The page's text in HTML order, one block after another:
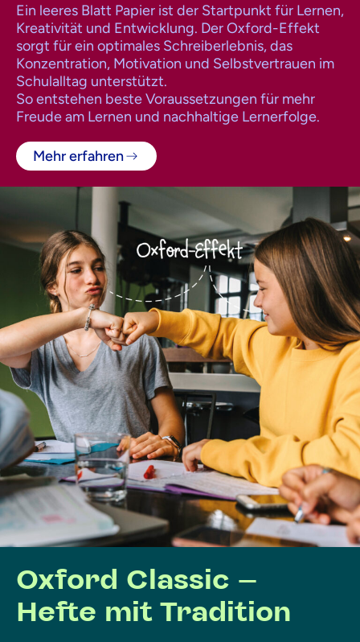
Ein leeres Blatt Papier ist der Startpunkt für Lernen,
Kreativität und Entwicklung. Der Oxford-Effekt
sorgt für ein optimales Schreiberlebnis, das
Konzentration, Motivation und Selbstvertrauen im
Schulalltag unterstützt.
So entstehen beste Voraussetzungen für mehr
Freude am Lernen und nachhaltige Lernerfolge.
Mehr erfahren
Oxford Classic –
Hefte mit Tradition